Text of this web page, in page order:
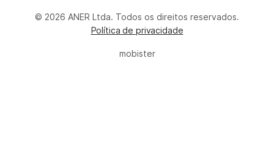
© 2026 ANER Ltda. Todos os direitos reservados.
Política de privacidade
mobister